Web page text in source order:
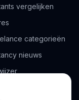
vergelijken
categorieën
nieuws